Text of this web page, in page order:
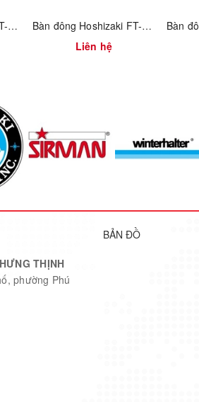
-6 ° C đến 12 ° C
Làm mát bằng không khí
Bàn đông Hoshizaki FT-158MA-S
Bàn đông Hoshizaki FT-128MA-S
Liên hệ
THỊNH
phường Phú
BẢN ĐỒ